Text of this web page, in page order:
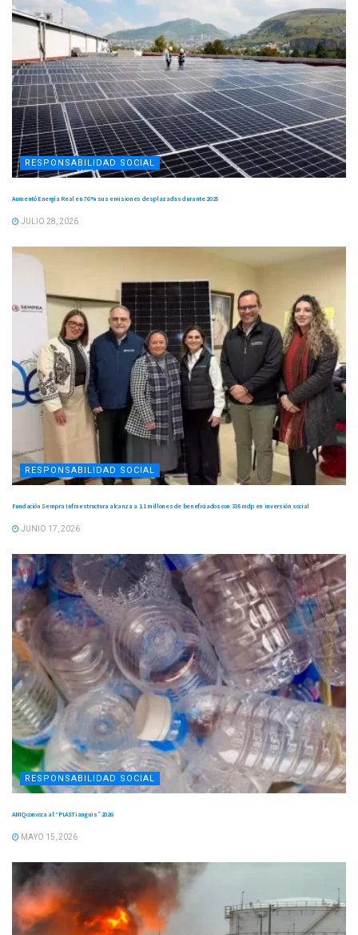
RESPONSABILIDAD SOCIAL
Aumentó Energía Real en 76 % sus emisiones desplazadas durante 2025
JULIO 28, 2026
RESPONSABILIDAD SOCIAL
Fundación Sempra Infraestructura alcanza a 1.1 millones de beneficiados con 335 mdp en inversión social
JUNIO 17, 2026
RESPONSABILIDAD SOCIAL
ANIQ convoca al “PLASTianguis” 2026
MAYO 15, 2026